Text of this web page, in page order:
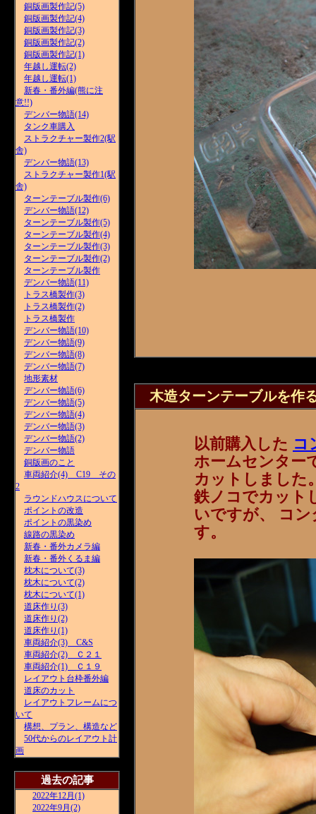
銅版画製作記(5)
銅版画製作記(4)
銅版画製作記(3)
銅版画製作記(2)
銅版画製作記(1)
年越し運転(2)
年越し運転(1)
新春・番外編(熊に注
意!!)
デンバー物語(14)
タンク車購入
ストラクチャー製作2(駅
舎)
デンバー物語(13)
ストラクチャー製作1(駅
舎)
ターンテーブル製作(6)
デンバー物語(12)
ターンテーブル製作(5)
ターンテーブル製作(4)
ターンテーブル製作(3)
ターンテーブル製作(2)
ターンテーブル製作
デンバー物語(11)
トラス橋製作(3)
トラス橋製作(2)
トラス橋製作
デンバー物語(10)
デンバー物語(9)
デンバー物語(8)
デンバー物語(7)
地形素材
デンバー物語(6)
デンバー物語(5)
デンバー物語(4)
デンバー物語(3)
デンバー物語(2)
デンバー物語
銅版画のこと
車両紹介(4) C19 その
2
ラウンドハウスについて
ポイントの改造
ポイントの黒染め
線路の黒染め
新春・番外カメラ編
新春・番外くるま編
枕木について(3)
枕木について(2)
枕木について(1)
道床作り(3)
道床作り(2)
道床作り(1)
車両紹介(3) C&S
車両紹介(2) Ｃ２１
車両紹介(1) Ｃ１９
レイアウト台枠番外編
道床のカット
レイアウトフレームにつ
いて
構想、プラン、構造など
50代からのレイアウト計
画
過去の記事
2022年12月(1)
2022年9月(2)
木造ターンテーブルを作
以前購入した コ
ホームセンター
カットしました
鉄ノコでカット
いですが、 コ
す。